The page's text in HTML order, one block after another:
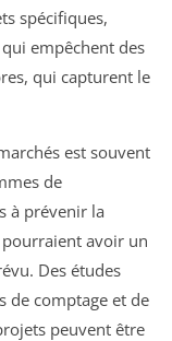
spécifiques,
empêchent des
qui capturent le
est souvent
de
à prévenir la
avoir un
Des études
de comptage et de
peuvent être